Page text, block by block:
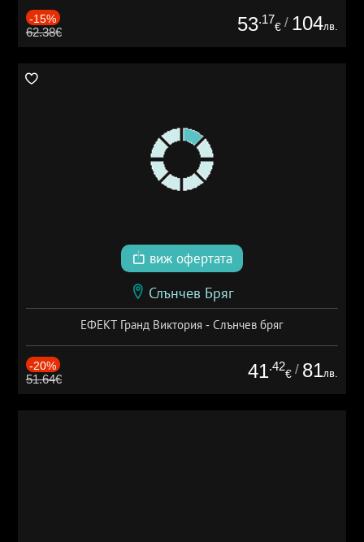
-15%
62.38€ 53.17
€ / 104лв.
виж офертата
Слънчев Бряг
ЕФЕКТ Гранд Виктория - Слънчев бряг
-20%
51.64€ 41.42
€ / 81лв.